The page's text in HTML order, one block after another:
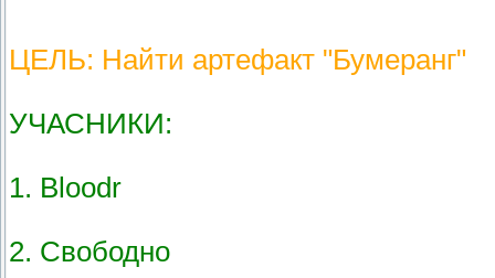
ЦЕЛЬ: Найти артефакт "Бумеранг"
УЧАСНИКИ:
1. Bloodr
2. Свободно